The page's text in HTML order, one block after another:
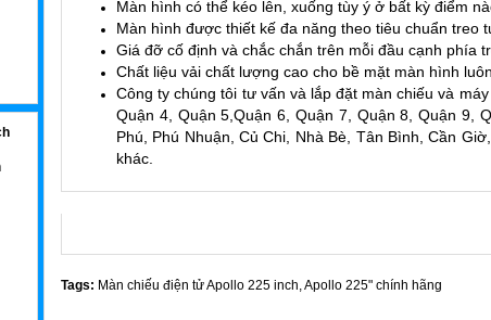
Màn hình có thể kéo lên, xuống tùy ý ở bất kỳ điểm
Màn hình được thiết kế đa năng theo tiêu chuẩn treo
Giá đỡ cố định và chắc chắn trên mỗi đầu cạnh phía
Chất liệu vải chất lượng cao cho bề mặt màn hình
Công ty chúng tôi tư vấn và lắp đặt màn chiếu và
Quận 4, Quận 5,Quận 6, Quận 7, Quận 8, Quận 9,
Phú, Phú Nhuận, Củ Chi, Nhà Bè, Tân Bình, Cần
khác.
Tags: Màn chiếu điện tử Apollo 225 inch,Apollo 225" chính hãng